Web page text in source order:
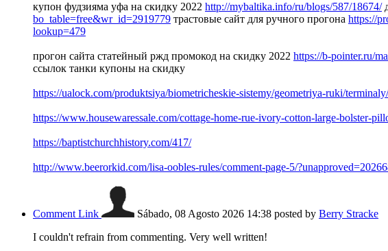
купон фудзияма уфа на скидку 2022 http://mybaltika.info/ru/blogs/587/18674/
bo_table=free&wr_id=2919779 трастовые сайт для ручного прогона https://
lookup=479
прогон сайта статейный ржд промокод на скидку 2022 https://b-pointer.ru/
ссылок танки купоны на скидку
https://ualock.com/produktsiya/biometricheskie-sistemy/geometriya-ruki/
https://www.housewaressale.com/cottage-home-rue-ivory-cotton-large-bolster-
https://baptistchurchhistory.com/417/
http://www.beerorkid.com/lisa-oobles-rules/comment-page-5/
Comment Link Sábado, 08 Agosto 2026 14:38 posted by Berry Stracke
I couldn't refrain from commenting. Very well written!